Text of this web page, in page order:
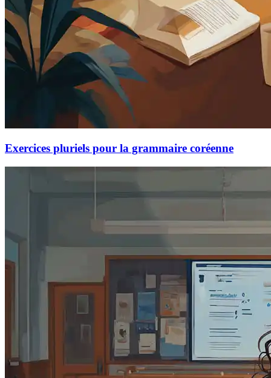
Exercices pluriels pour la grammaire coréenne